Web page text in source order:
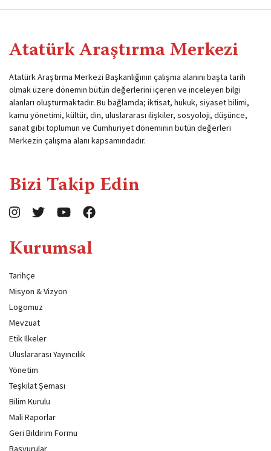
Atatürk Araştırma Merkezi
Atatürk Araştırma Merkezi Başkanlığının çalışma alanını başta tarih
olmak üzere dönemin bütün değerlerini içeren ve inceleyen bilgi
alanları oluşturmaktadır. Bu bağlamda; iktisat, hukuk, siyaset bilimi,
kamu yönetimi, kültür, din, uluslararası ilişkiler, sosyoloji, düşünce,
sanat gibi toplumun ve Cumhuriyet döneminin bütün değerleri
Merkezin çalışma alanı kapsamındadır.
Bizi Takip Edin
Kurumsal
Tarihçe
Misyon & Vizyon
Logomuz
Mevzuat
Etik İlkeler
Uluslararası Yayıncılık
Yönetim
Teşkilat Şeması
Bilim Kurulu
Mali Raporlar
Geri Bildirim Formu
Başvurular